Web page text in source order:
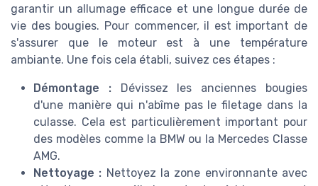
garantir un allumage efficace et une longue durée de
vie des bougies. Pour commencer, il est important de
s'assurer que le moteur est à une température
ambiante. Une fois cela établi, suivez ces étapes :
Démontage :Dévissez les anciennes bougies
d'une manière qui n'abîme pas le filetage dans la
culasse. Cela est particulièrement important pour
des modèles comme la BMW ou la Mercedes Classe
AMG.
Nettoyage : Nettoyez la zone environnante avec